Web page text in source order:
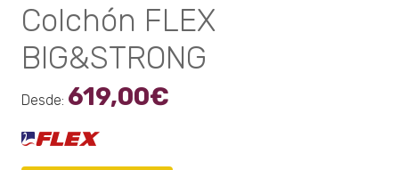
Colchón FLEX
BIG&STRONG
Desde: 619,00€